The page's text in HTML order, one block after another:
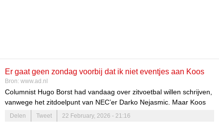
Er gaat geen zondag voorbij dat ik niet eventjes aan Koos
Postema denk
Bron: www.ad.nl
Columnist Hugo Borst had vandaag over zitvoetbal willen schrijven,
vanwege het zitdoelpunt van NEC’er Darko Nejasmic. Maar Koos
Postema, een van de beste tv-journalisten van Nederland, is dood.
„Hij bezat altijd de gave van het woord.’’
Delen Tweet 22 February, 2026 - 21:16